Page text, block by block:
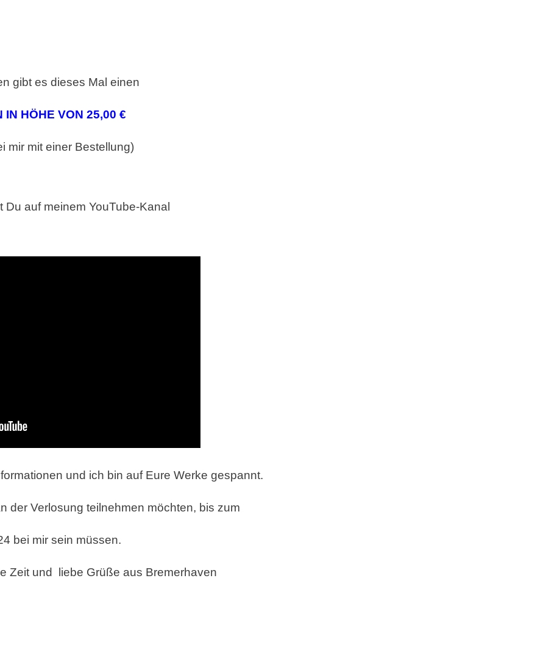
gibt es dieses Mal einen
IN HÖHE VON 25,00 €
mir mit einer Bestellung)
auf meinem YouTube-Kanal
und ich bin auf Eure Werke gespannt.
der Verlosung teilnehmen möchten, bis zum
bei mir sein müssen.
Zeit und liebe Grüße aus Bremerhaven